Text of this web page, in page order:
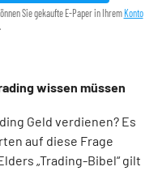
Sie gekaufte E-Paper in IhremKonto
wissen müssen
Geld verdienen? Es
auf diese Frage
„Trading-Bibel“ gilt